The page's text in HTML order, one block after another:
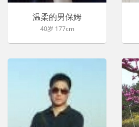
温柔的男保姆
40岁 177cm